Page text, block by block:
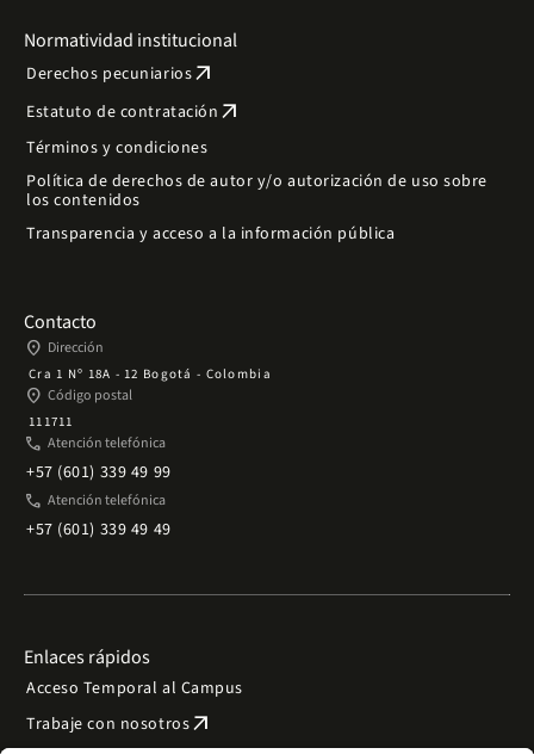
Normatividad institucional
Derechos pecuniariosarrow_outward
Estatuto de contratación arrow_outward
Términos y condiciones
Política de derechos de autor y/o autorización de uso sobre
los contenidos
Transparencia y acceso a la información pública
Contacto
place Dirección
Cra 1 Nº 18A - 12 Bogotá - Colombia
place Código postal
111711
phone Atención telefónica
+57 (601) 339 49 99
phone Atención telefónica
+57 (601) 339 49 49
Enlaces rápidos
Acceso Temporal al Campus
Trabaje con nosotrosarrow_outward